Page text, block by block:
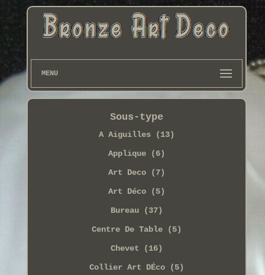
MENU
Sous-type
A Aiguilles (13)
Applique (6)
Art Deco (7)
Art Déco (5)
Bureau (37)
Centre De Table (5)
Chevet (16)
Collier Art DÉco (5)